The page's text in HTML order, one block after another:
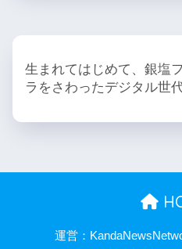
生まれてはじめて、銀塩
ラをさわったデジタル世
運営：